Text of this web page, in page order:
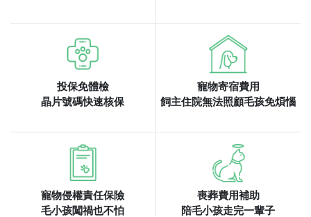
投保免體檢
晶片號碼快速核保
寵物寄宿費用
飼主住院無法照顧毛孩免煩惱
寵物侵權責任保險
毛小孩闖禍也不怕
喪葬費用補助
陪毛小孩走完一輩子